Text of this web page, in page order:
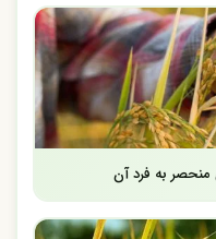
منحصر به فرد آن